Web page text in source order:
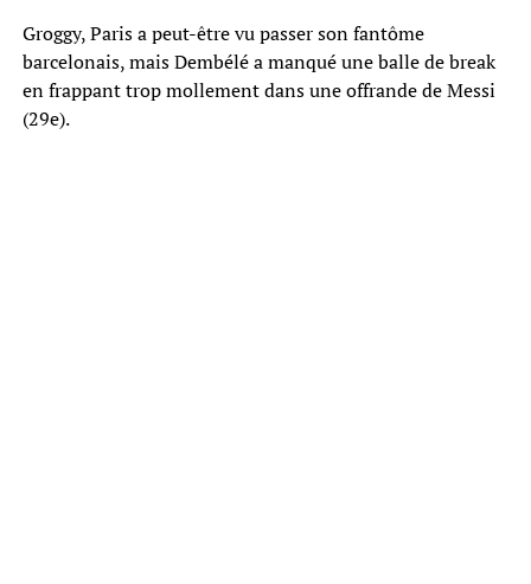
Groggy, Paris a peut-être vu passer son fantôme
barcelonais, mais Dembélé a manqué une balle de break
en frappant trop mollement dans une offrande de Messi
(29e).